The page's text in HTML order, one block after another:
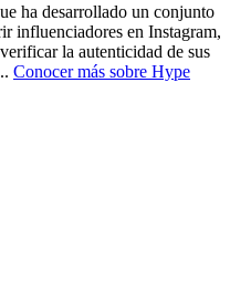
ha desarrollado un conjunto
influenciadores en Instagram,
la autenticidad de sus
Conocer más sobre Hype